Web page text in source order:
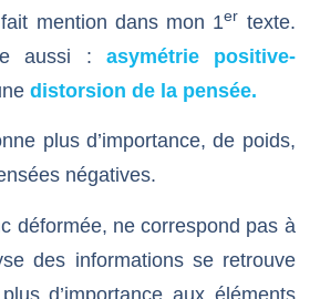
fait mention dans mon 1er texte.
aussi : asymétrie positive-
distorsion de la pensée.
plus d’importance, de poids,
négatives.
déformée, ne correspond pas à
des informations se retrouve
d’importance aux éléments